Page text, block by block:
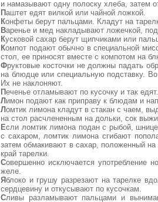
и намазывают одну полоску хлеба, затем
Паштет едят вилкой или чайной ложкой.
Конфеты берут пальцами. Кладут на
Варенье и мед накладывают ложечкой,
Кусковой сахар берут щипчиками или
Компот подают обычно в специальной
стол, ее приносят вместе с компотом на
Фруктовые косточки не должны падать
на блюдце или специальную подставку.
Их не наклоняют.
Печенье отламывают по кусочку и так
Л имон подают как приправу к блюдам и
Ломтик лимона кладут в стакан с чаем,
на стол расчлененным на дольки, сок
Если ломтик лимона подан с рыбой,
с сахаром, ломтик лимона сгибают
затем обмакивают в сахар, положенный
край тарелки.
Совершенно исключается употребление
желе.
Яблоко и грушу разрезают на тарелке
сердцевину и откусывают по кусочкам.
Сливы разламывают пальцами и